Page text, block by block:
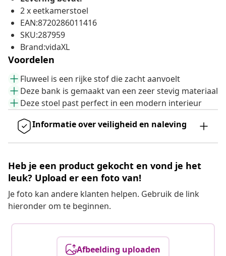
2 x eetkamerstoel
EAN:8720286011416
SKU:287959
Brand:vidaXL
Voordelen
Fluweel is een rijke stof die zacht aanvoelt
Deze bank is gemaakt van een zeer stevig materiaal
Deze stoel past perfect in een modern interieur
Informatie over veiligheid en naleving
Heb je een product gekocht en vond je het
leuk? Upload er een foto van!
Je foto kan andere klanten helpen. Gebruik de link
hieronder om te beginnen.
Afbeelding uploaden